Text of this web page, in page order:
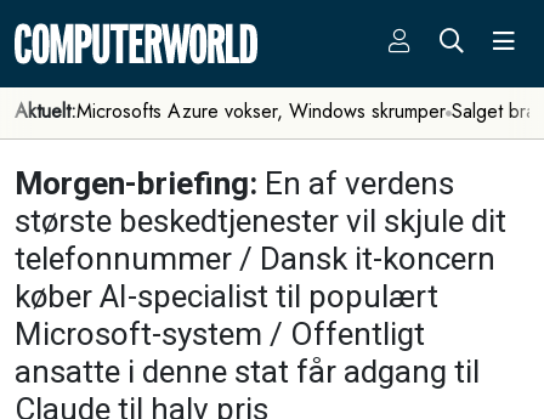
Aktuelt:Microsofts Azure vokser, Windows skrumper Salget
Morgen-briefing: En af verdens
største beskedtjenester vil skjule dit
telefonnummer / Dansk it-koncern
køber AI-specialist til populært
Microsoft-system / Offentligt
ansatte i denne stat får adgang til
Claude til halv pris